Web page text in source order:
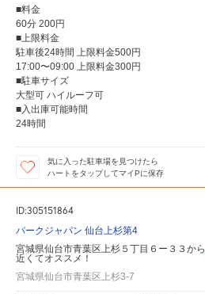
■料金
60分 200円
■上限料金
駐車後24時間 上限料金500円
17:00〜09:00 上限料金300円
■駐車サイズ
大型可 ハイルーフ可
■入出庫可能時間
24時間
気に入った駐車場を見つけたら
ハートをタップしてマイPに保存
ID:305151864
パークジャパン 仙台上杉第4
宮城県仙台市青葉区上杉５丁目６ー３３から
近くてオススメ！
宮城県仙台市青葉区上杉3-7